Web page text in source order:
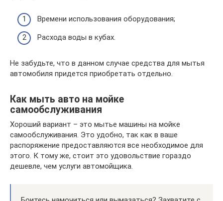
Времени использования оборудования;
Расхода воды в кубах.
Не забудьте, что в данном случае средства для мытья
автомобиля придется приобретать отдельно.
Как мыть авто на мойке
самообслуживания
Хороший вариант – это мытье машины на мойке
самообслуживания. Это удобно, так как в ваше
распоряжение предоставляются все необходимое для
этого. К тому же, стоит это удовольствие гораздо
дешевле, чем услуги автомойщика.